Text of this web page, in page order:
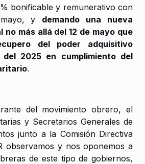
bonificable y remunerativo con
y demando una nueva
no más allá del 12 de mayo que
del poder adquisitivo
del 2025 en cumplimiento del
.
del movimiento obrero, el
y Secretarios Generales de
junto a la Comisión Directiva
observamos y nos oponemos a
de este tipo de gobiernos,